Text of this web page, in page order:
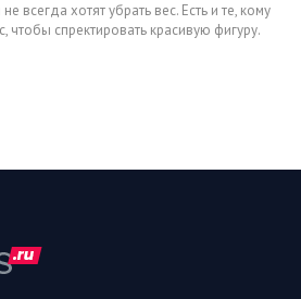
всегда хотят убрать вес. Есть и те, кому
чтобы спректировать красивую фигуру.